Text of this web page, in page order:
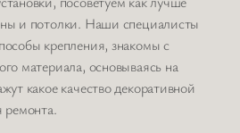
и потолки. Наши специалисты
крепления, знакомы с
материала, основываясь на
какое качество декоративной
ремонта.